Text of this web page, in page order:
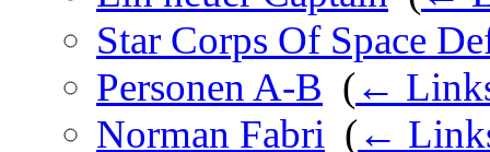
Star Corps Of Space
Personen A-B (←
Norman Fabri (←